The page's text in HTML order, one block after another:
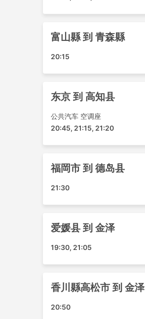
名古屋市 - 鸣门
金泽 - 鸣门
青森縣 - 横滨
横滨 - 德岛县
德岛县 - 富山縣
香川縣高松市 - 金泽
香川縣高松市 - 福井縣
福岡市 - 爱媛县
横滨 - 爱媛县
金泽 - 高知县
富山縣 - 青森縣
爱媛县 - 福井縣
青森縣 - 兵库县
沖繩縣 - 香川縣高松市
横滨 - 青森縣
富山縣 到 青森縣
20:15
东京 到 高知县
公共汽车 空调座
20:45, 21:15, 21:20
福岡市 到 德岛县
21:30
爱媛县 到 金泽
19:30, 21:05
香川縣高松市 到 金泽
20:50